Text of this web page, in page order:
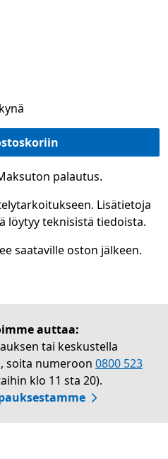
palautus.
Lisätietoja
löytyy teknisistä tiedoista.
saataville oston jälkeen.
auttaa:
tai keskustella
soita numeroon 0800 523
klo 11 sta 20).